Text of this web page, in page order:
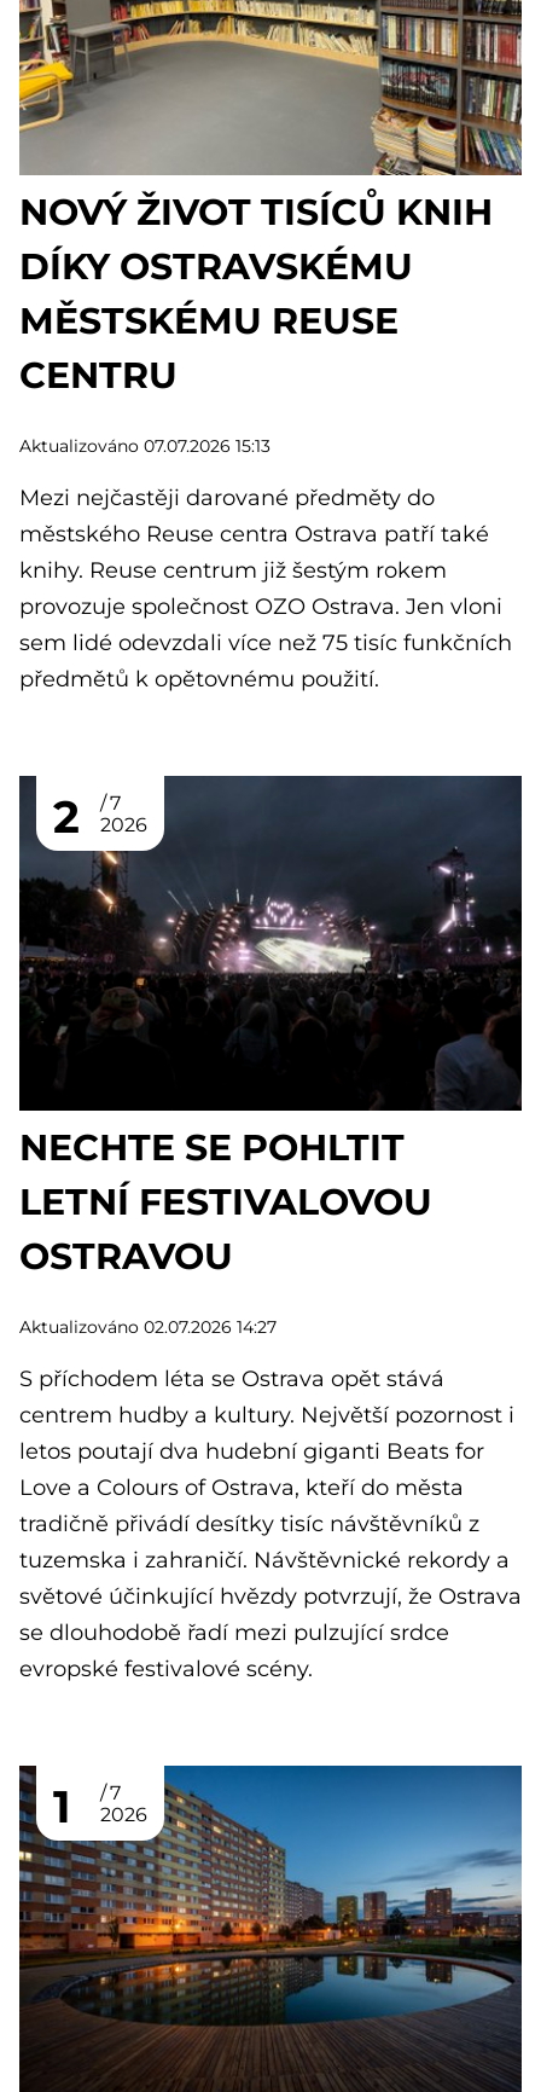
NOVÝ ŽIVOT TISÍCŮ KNIH
DÍKY OSTRAVSKÉMU
MĚSTSKÉMU REUSE
CENTRU
Aktualizováno 07.07.2026 15:13
Mezi nejčastěji darované předměty do
městského Reuse centra Ostrava patří také
knihy. Reuse centrum již šestým rokem
provozuje společnost OZO Ostrava. Jen vloni
sem lidé odevzdali více než 75 tisíc funkčních
předmětů k opětovnému použití.
2
7
2026
NECHTE SE POHLTIT
LETNÍ FESTIVALOVOU
OSTRAVOU
Aktualizováno 02.07.2026 14:27
S příchodem léta se Ostrava opět stává
centrem hudby a kultury. Největší pozornost i
letos poutají dva hudební giganti Beats for
Love a Colours of Ostrava, kteří do města
tradičně přivádí desítky tisíc návštěvníků z
tuzemska i zahraničí. Návštěvnické rekordy a
světové účinkující hvězdy potvrzují, že Ostrava
se dlouhodobě řadí mezi pulzující srdce
evropské festivalové scény.
1
7
2026